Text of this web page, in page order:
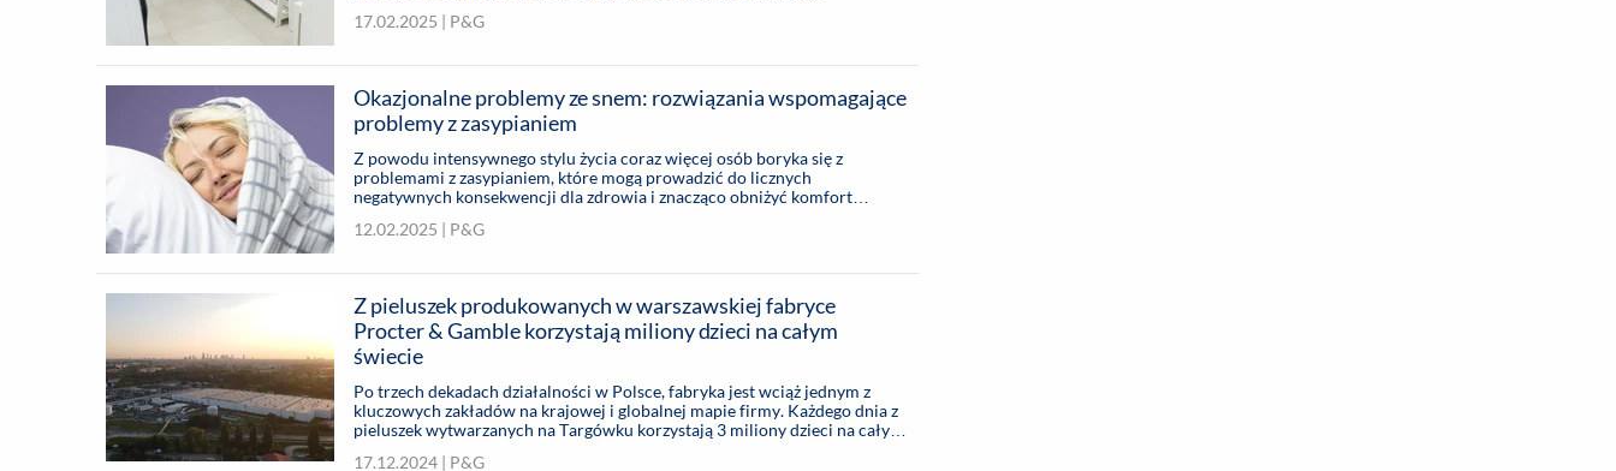
17.02.2025 | P&G
Okazjonalne problemy ze snem: rozwiązania wspomagające
problemy z zasypianiem
Z powodu intensywnego stylu życia coraz więcej osób boryka się z
problemami z zasypianiem, które mogą prowadzić do licznych
negatywnych konsekwencji dla zdrowia i znacząco obniżyć komfort
12.02.2025 | P&G
Z pieluszek produkowanych w warszawskiej fabryce
Procter & Gamble korzystają miliony dzieci na całym
świecie
Po trzech dekadach działalności w Polsce, fabryka jest wciąż jednym z
kluczowych zakładów na krajowej i globalnej mapie firmy. Każdego dnia z
pieluszek wytwarzanych na Targówku korzystają 3 miliony dzieci na całym
17.12.2024 | P&G